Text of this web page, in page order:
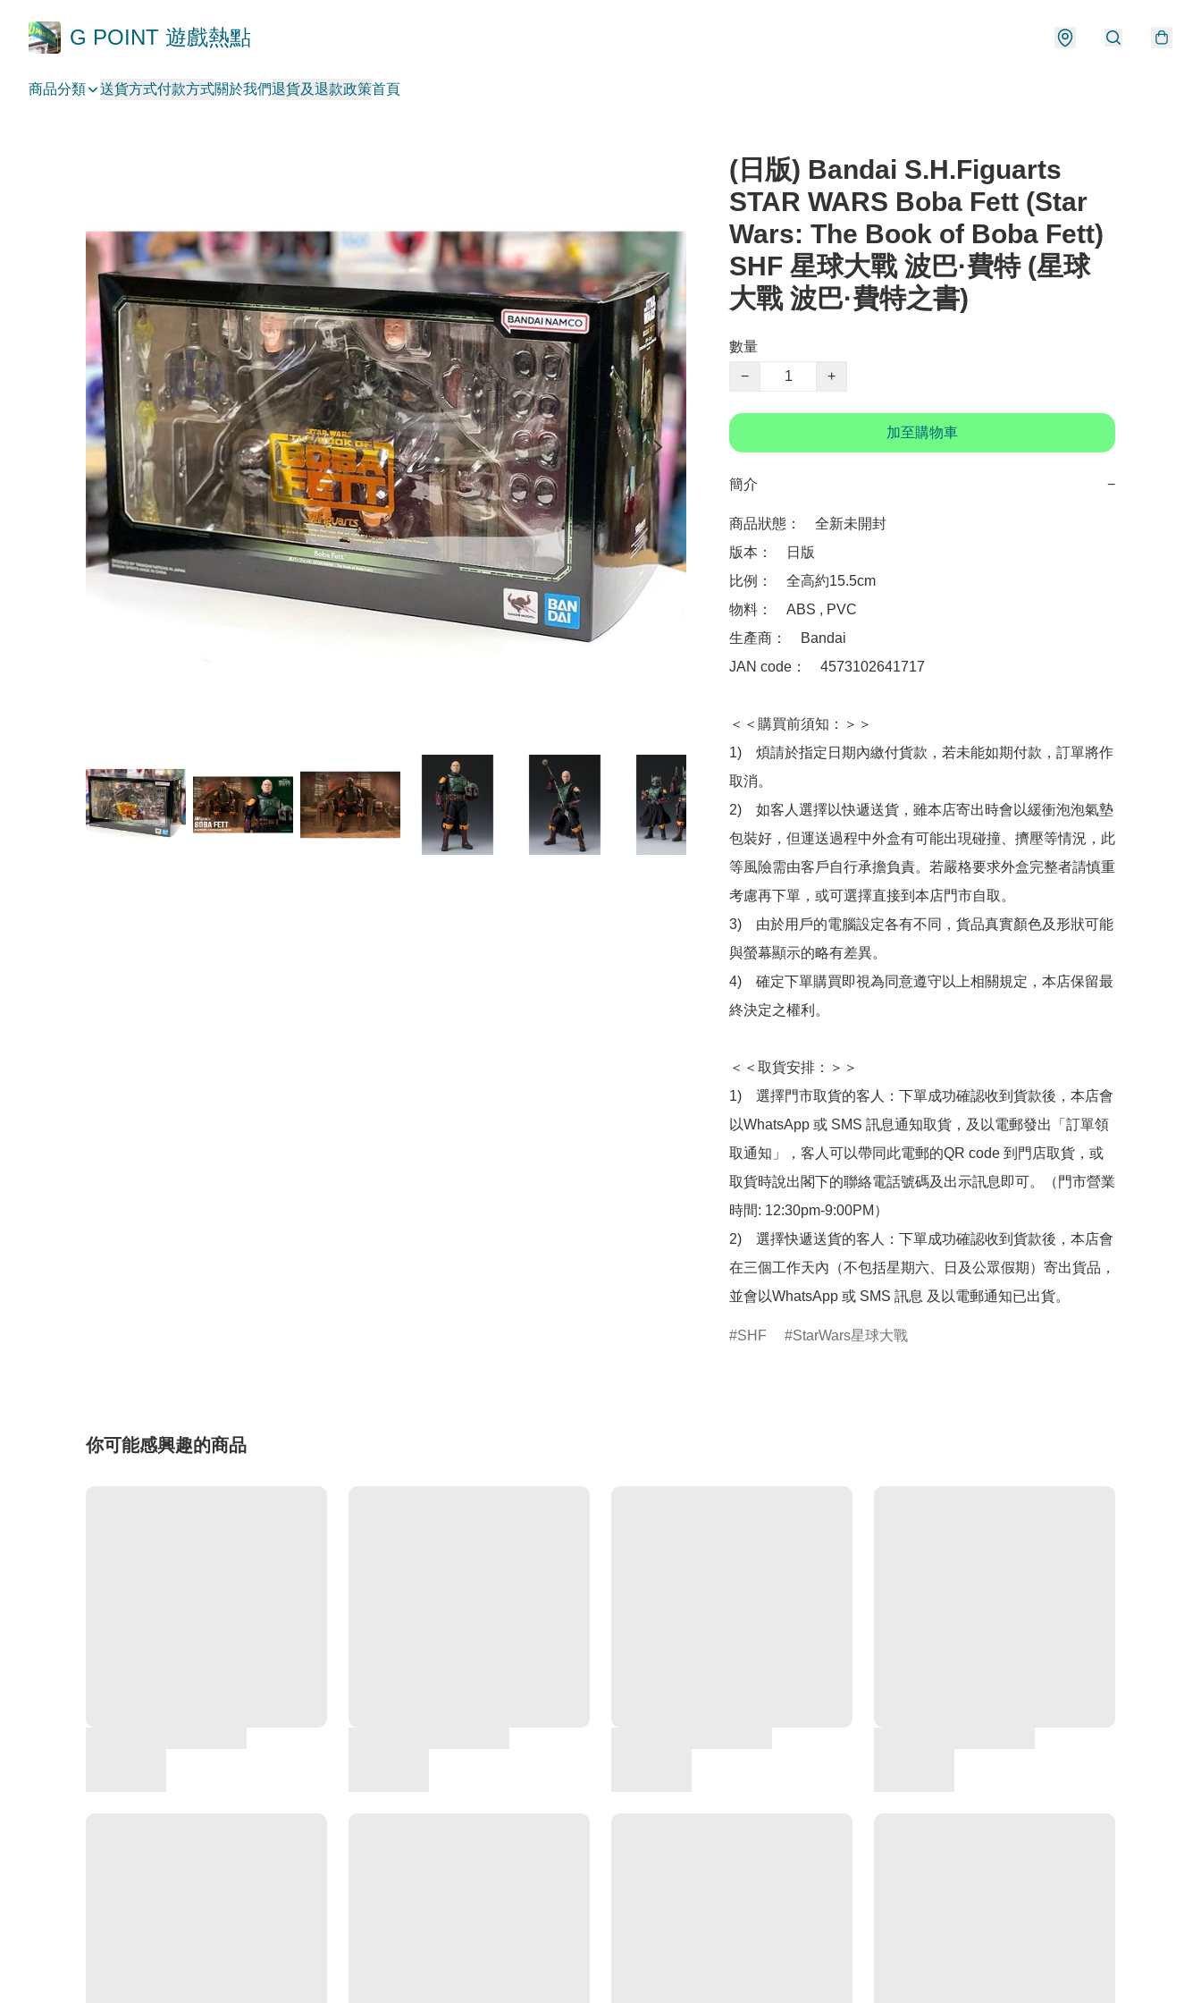
G POINT 遊戲熱點
商品分類 送貨方式付款方式關於我們退貨及退款政策首頁
(日版) Bandai S.H.Figuarts
STAR WARS Boba Fett (Star
Wars: The Book of Boba Fett)
SHF 星球大戰 波巴·費特 (星球
大戰 波巴·費特之書)
數量
−
+
加至購物車
簡介 −
商品狀態：　全新未開封
版本：　日版
比例：　全高約15.5cm
物料：　ABS , PVC
生產商：　Bandai
JAN code：　4573102641717
＜＜購買前須知：＞＞
1)　煩請於指定日期內繳付貨款，若未能如期付款，訂單將作
取消。
2)　如客人選擇以快遞送貨，雖本店寄出時會以緩衝泡泡氣墊
包裝好，但運送過程中外盒有可能出現碰撞、擠壓等情況，此
等風險需由客戶自行承擔負責。若嚴格要求外盒完整者請慎重
考慮再下單，或可選擇直接到本店門市自取。
3)　由於用戶的電腦設定各有不同，貨品真實顏色及形狀可能
與螢幕顯示的略有差異。
4)　確定下單購買即視為同意遵守以上相關規定，本店保留最
終決定之權利。
＜＜取貨安排：＞＞
1)　選擇門市取貨的客人：下單成功確認收到貨款後，本店會
以WhatsApp 或 SMS 訊息通知取貨，及以電郵發出「訂單領
取通知」，客人可以帶同此電郵的QR code 到門店取貨，或
取貨時說出閣下的聯絡電話號碼及出示訊息即可。（門市營業
時間: 12:30pm-9:00PM）
2)　選擇快遞送貨的客人：下單成功確認收到貨款後，本店會
在三個工作天內（不包括星期六、日及公眾假期）寄出貨品，
並會以WhatsApp 或 SMS 訊息 及以電郵通知已出貨。
SHF StarWars星球大戰
你可能感興趣的商品